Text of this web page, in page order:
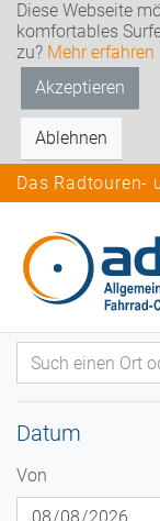
Diese Webseite
komfortables
zu? Mehr erfahren
Akzeptieren
Ablehnen
Das Radtouren-
Datum
Von